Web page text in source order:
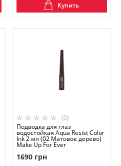
Купить
(0)
Подводка для глаз
водостойкая Aqua Resist Color
Ink 2 мл (02 Матовое дерево)
Make Up For Ever
1690 грн